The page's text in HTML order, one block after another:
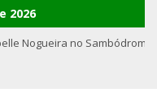
2026
Nogueira no